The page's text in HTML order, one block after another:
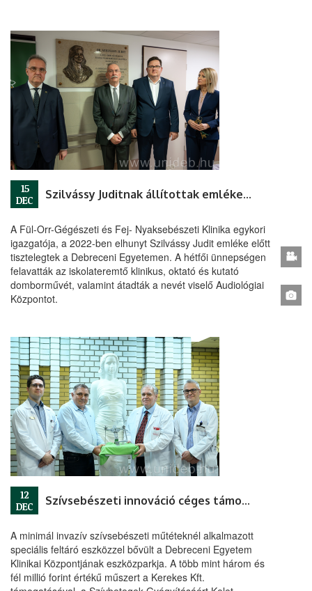
15
DEC
Szilvássy Juditnak állítottak emléket a Debreceni Egyetemen
A Fül-Orr-Gégészeti és Fej- Nyaksebészeti Klinika egykori
igazgatója, a 2022-ben elhunyt Szilvássy Judit emléke előtt
tisztelegtek a Debreceni Egyetemen. A hétfői ünnepségen
felavatták az iskolateremtő klinikus, oktató és kutató
domborművét, valamint átadták a nevét viselő Audiológiai
Központot.
12
DEC
Szívsebészeti innováció céges támogatással
A minimál invazív szívsebészeti műtéteknél alkalmazott
speciális feltáró eszközzel bővült a Debreceni Egyetem
Klinikai Központjának eszközparkja. A több mint három és
fél millió forint értékű műszert a Kerekes Kft.